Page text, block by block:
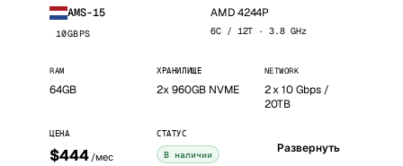
AMS-15
10GBPS
AMD 4244P
6C / 12T · 3.8 GHz
RAM
64GB
ХРАНИЛИЩЕ
2x 960GB NVME
NETWORK
2 x 10 Gbps /
20TB
ЦЕНА
$444 /мес
СТАТУС
В наличии Развернуть